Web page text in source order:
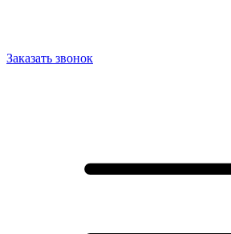
Заказать звонок